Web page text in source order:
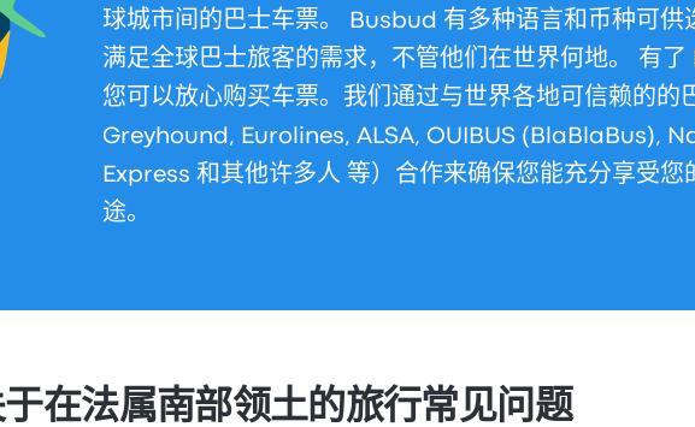
球城市间的巴士车票。 Busbud 有多种语言和币种可供
满足全球巴士旅客的需求，不管他们在世界何地。 有了
您可以放心购买车票。我们通过与世界各地可信赖的的
Greyhound, Eurolines, ALSA, OUIBUS (BlaBlaBus),
Express 和其他许多人 等）合作来确保您能充分享受您
途。
在法属南部领土的旅行常见问题